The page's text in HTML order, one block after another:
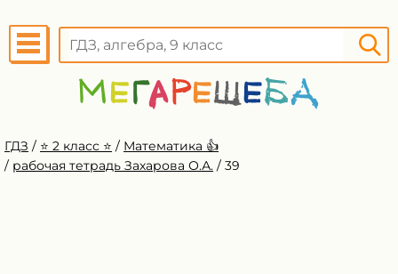
ГДЗ / ⭐️ 2 класс ⭐️ / Математика 👍
/ рабочая тетрадь Захарова О.А. / 39